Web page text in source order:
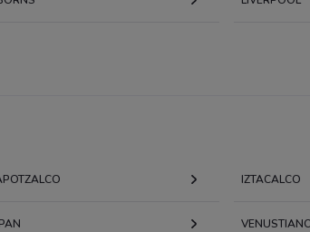
IZTACALCO